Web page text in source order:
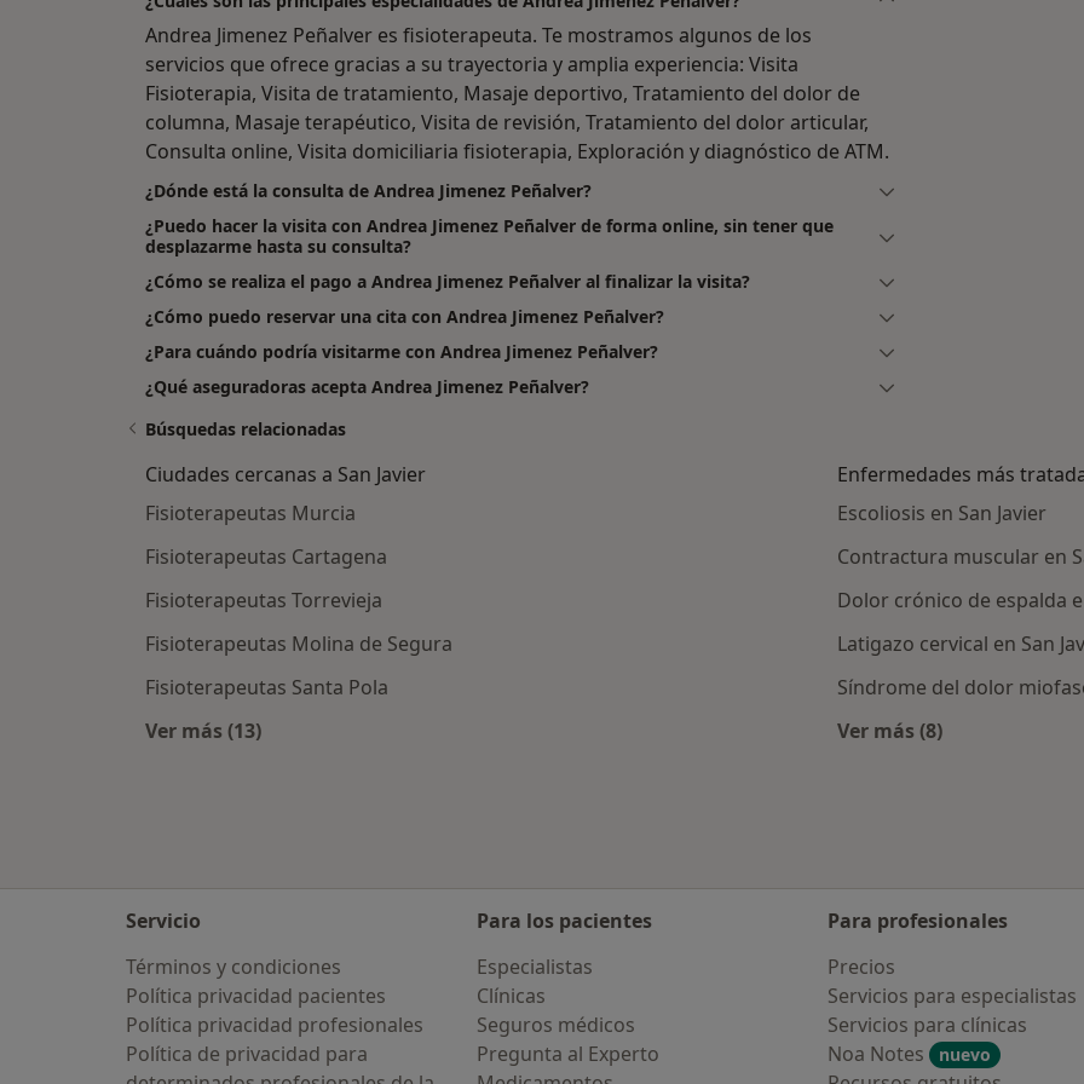
Andrea Jimenez Peñalver es fisioterapeuta. Te mostramos algunos de los
servicios que ofrece gracias a su trayectoria y amplia experiencia: Visita
Fisioterapia, Visita de tratamiento, Masaje deportivo, Tratamiento del dolor de
columna, Masaje terapéutico, Visita de revisión, Tratamiento del dolor articular,
Consulta online, Visita domiciliaria fisioterapia, Exploración y diagnóstico de ATM.
¿Dónde está la consulta de Andrea Jimenez Peñalver?
¿Puedo hacer la visita con Andrea Jimenez Peñalver de forma online, sin tener que
desplazarme hasta su consulta?
¿Cómo se realiza el pago a Andrea Jimenez Peñalver al finalizar la visita?
¿Cómo puedo reservar una cita con Andrea Jimenez Peñalver?
¿Para cuándo podría visitarme con Andrea Jimenez Peñalver?
¿Qué aseguradoras acepta Andrea Jimenez Peñalver?
Búsquedas relacionadas
Ciudades cercanas a San Javier
Fisioterapeutas Murcia
Fisioterapeutas Cartagena
Fisioterapeutas Torrevieja
Fisioterapeutas Molina de Segura
Fisioterapeutas Santa Pola
Ver más (13)
Enfermedades más
Escoliosis en San Javier
Contractura muscular en
Dolor crónico de espalda
Latigazo cervical en San
Síndrome del dolor
Ver más (8)
Servicio
Términos y condiciones
Política privacidad pacientes
Política privacidad profesionales
Política de privacidad para
Para los pacientes
Especialistas
Clínicas
Seguros médicos
Pregunta al Experto
Para profesionales
Precios
Servicios para especialistas
Servicios para clínicas
Noa Notes
nuevo